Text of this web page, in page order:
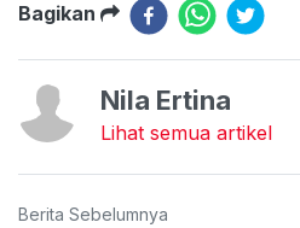
Bagikan
Nila Ertina
Lihat semua artikel
Berita Sebelumnya